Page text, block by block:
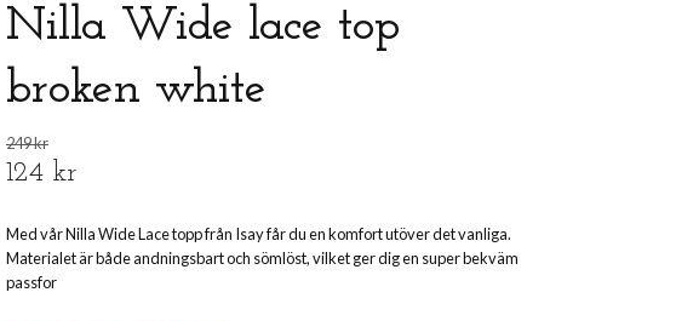
Nilla Wide lace top
broken white
249 kr
124 kr
Med vår Nilla Wide Lace topp från Isay får du en komfort utöver det vanliga.
Materialet är både andningsbart och sömlöst, vilket ger dig en super bekväm
passfor